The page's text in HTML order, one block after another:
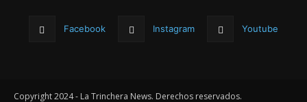
Facebook Instagram Youtube
Copyright 2024 - La Trinchera News. Derechos reservados.